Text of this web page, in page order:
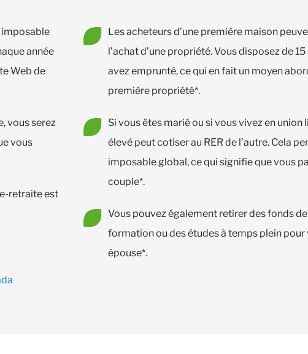
imposable
année
Web de
vous serez
vous
retraite est
Les acheteurs d’une première maison
l’achat d’une propriété. Vous disposez de
avez emprunté, ce qui en fait un moyen
première propriété*.
Si vous êtes marié ou si vous vivez en union
élevé peut cotiser au RER de l’autre. Cela
imposable global, ce qui signifie que vous
couple*.
Vous pouvez également retirer des fonds
formation ou des études à temps plein
épouse*.